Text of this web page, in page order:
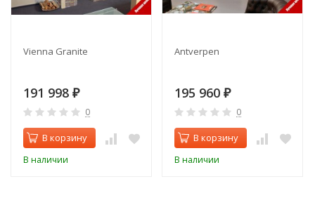
Vienna Granite
191 998 ₽
0
В корзину
В наличии
Antverpen
195 960 ₽
0
В корзину
В наличии